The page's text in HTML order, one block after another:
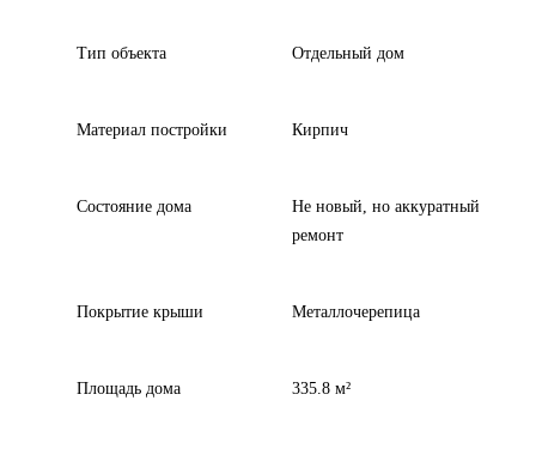
Тип объекта Отдельный дом
Материал постройки Кирпич
Состояние дома
Не новый, но аккуратный
ремонт
Покрытие крыши Металлочерепица
Площадь дома 335.8 м²